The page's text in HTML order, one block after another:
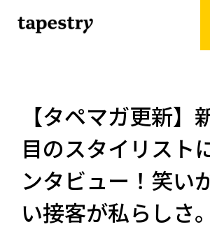
【タペマガ更新】
目のスタイリスト
ンタビュー！笑い
い接客が私らしさ。